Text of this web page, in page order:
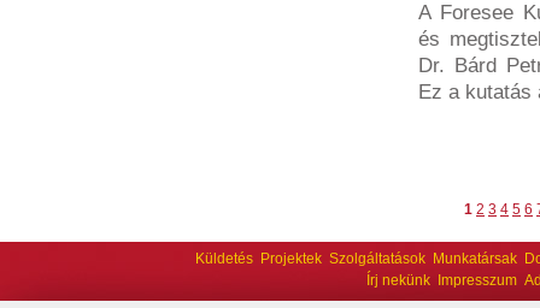
A Foresee
és
Dr. Bárd
Ez a kutatás
1 2 3 4 5 6
Küldetés Projektek Szolgáltatások Munkatársak
Írj nekünk
Impresszum